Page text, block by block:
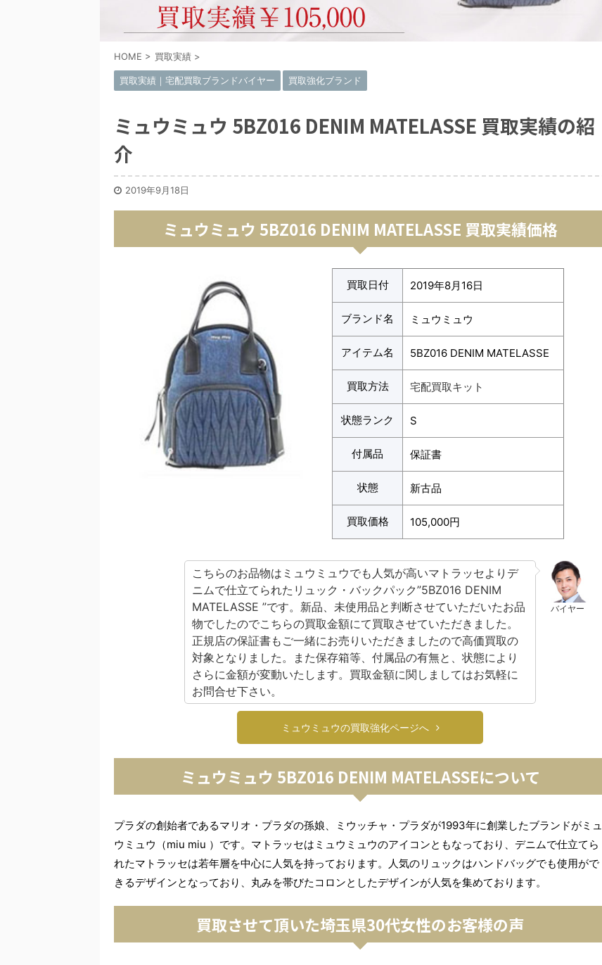
HOME > 買取実績 >
買取実績｜宅配買取ブランドバイヤー 買取強化ブランド
ミュウミュウ 5BZ016 DENIM MATELASSE 買取実績の紹
介
2019年9月18日
ミュウミュウ 5BZ016 DENIM MATELASSE 買取実績価格
買取日付 2019年8月16日
ブランド名 ミュウミュウ
アイテム名 5BZ016 DENIM MATELASSE
買取方法 宅配買取キット
状態ランク S
付属品 保証書
状態 新古品
買取価格 105,000円
バイヤー
こちらのお品物はミュウミュウでも人気が高いマトラッセよりデ
ニムで仕立てられたリュック・バックパック”5BZ016 DENIM
MATELASSE ”です。新品、未使用品と判断させていただいたお品
物でしたのでこちらの買取金額にて買取させていただきました。
正規店の保証書もご一緒にお売りいただきましたので高価買取の
対象となりました。また保存箱等、付属品の有無と、状態により
さらに金額が変動いたします。買取金額に関しましてはお気軽に
お問合せ下さい。
ミュウミュウの買取強化ページへ
ミュウミュウ 5BZ016 DENIM MATELASSEについて
プラダの創始者であるマリオ・プラダの孫娘、ミウッチャ・プラダが1993年に創業したブランドがミュ
ウミュウ（miu miu ）です。マトラッセはミュウミュウのアイコンともなっており、デニムで仕立てら
れたマトラッセは若年層を中心に人気を持っております。人気のリュックはハンドバッグでも使用がで
きるデザインとなっており、丸みを帯びたコロンとしたデザインが人気を集めております。
買取させて頂いた埼玉県30代女性のお客様の声